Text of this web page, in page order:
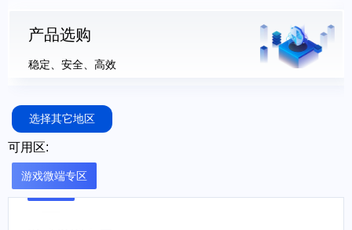
产品选购
稳定、安全、高效
选择其它地区
可用区:
游戏微端专区